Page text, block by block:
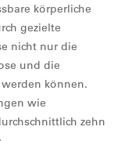
körperliche
gezielte
nicht nur die
und die
können.
wie
zehn